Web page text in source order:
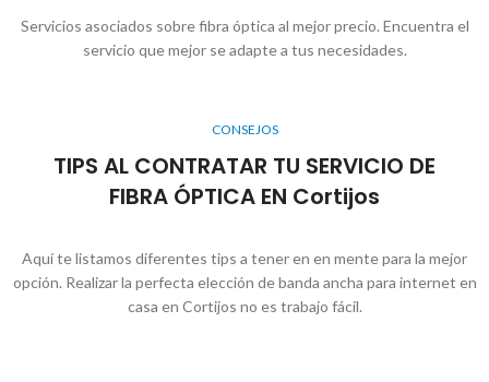
Servicios asociados sobre fibra óptica al mejor precio. Encuentra el
servicio que mejor se adapte a tus necesidades.
CONSEJOS
TIPS AL CONTRATAR TU SERVICIO DE
FIBRA ÓPTICA EN Cortijos
Aquí te listamos diferentes tips a tener en en mente para la mejor
opción. Realizar la perfecta elección de banda ancha para internet en
casa en Cortijos no es trabajo fácil.